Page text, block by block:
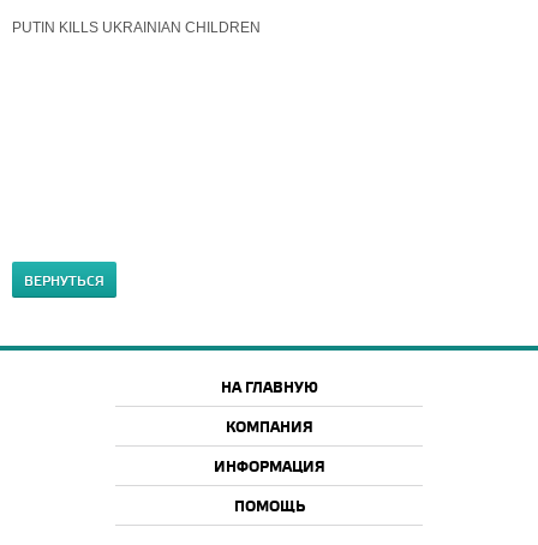
PUTIN KILLS UKRAINIAN CHILDREN
ВЕРНУТЬСЯ
НА ГЛАВНУЮ
КОМПАНИЯ
ИНФОРМАЦИЯ
ПОМОЩЬ